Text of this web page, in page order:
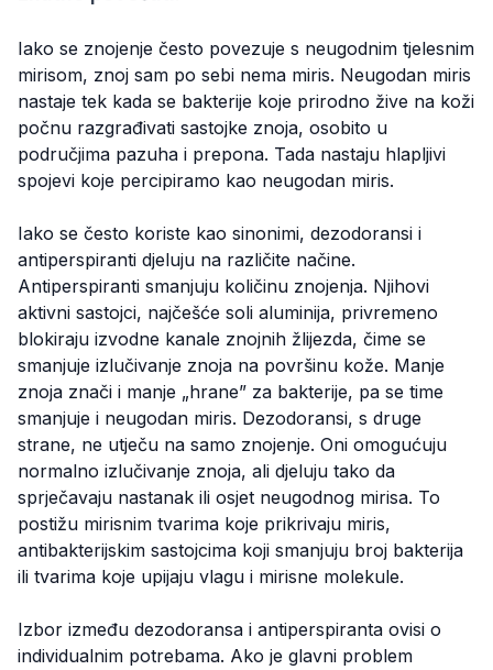
Iako se znojenje često povezuje s neugodnim tjelesnim
mirisom, znoj sam po sebi nema miris. Neugodan miris
nastaje tek kada se bakterije koje prirodno žive na koži
počnu razgrađivati sastojke znoja, osobito u
područjima pazuha i prepona. Tada nastaju hlapljivi
spojevi koje percipiramo kao neugodan miris.
Iako se često koriste kao sinonimi, dezodoransi i
antiperspiranti djeluju na različite načine.
Antiperspiranti smanjuju količinu znojenja. Njihovi
aktivni sastojci, najčešće soli aluminija, privremeno
blokiraju izvodne kanale znojnih žlijezda, čime se
smanjuje izlučivanje znoja na površinu kože. Manje
znoja znači i manje „hrane” za bakterije, pa se time
smanjuje i neugodan miris. Dezodoransi, s druge
strane, ne utječu na samo znojenje. Oni omogućuju
normalno izlučivanje znoja, ali djeluju tako da
sprječavaju nastanak ili osjet neugodnog mirisa. To
postižu mirisnim tvarima koje prikrivaju miris,
antibakterijskim sastojcima koji smanjuju broj bakterija
ili tvarima koje upijaju vlagu i mirisne molekule.
Izbor između dezodoransa i antiperspiranta ovisi o
individualnim potrebama. Ako je glavni problem